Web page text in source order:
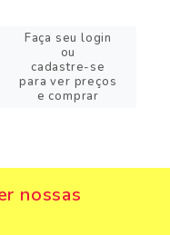
Faça seu login
ou
cadastre-se
para ver preços
e comprar
nossas